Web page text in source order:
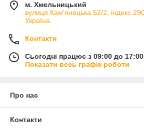
м. Хмельницький
вулиця Кам'янецька 52/2, індекс
Україна
Контакти
Сьогодні працює з 09:00 до 17:00
Показати весь графік роботи
Про нас
Контакти